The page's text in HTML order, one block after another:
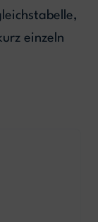
einzeln